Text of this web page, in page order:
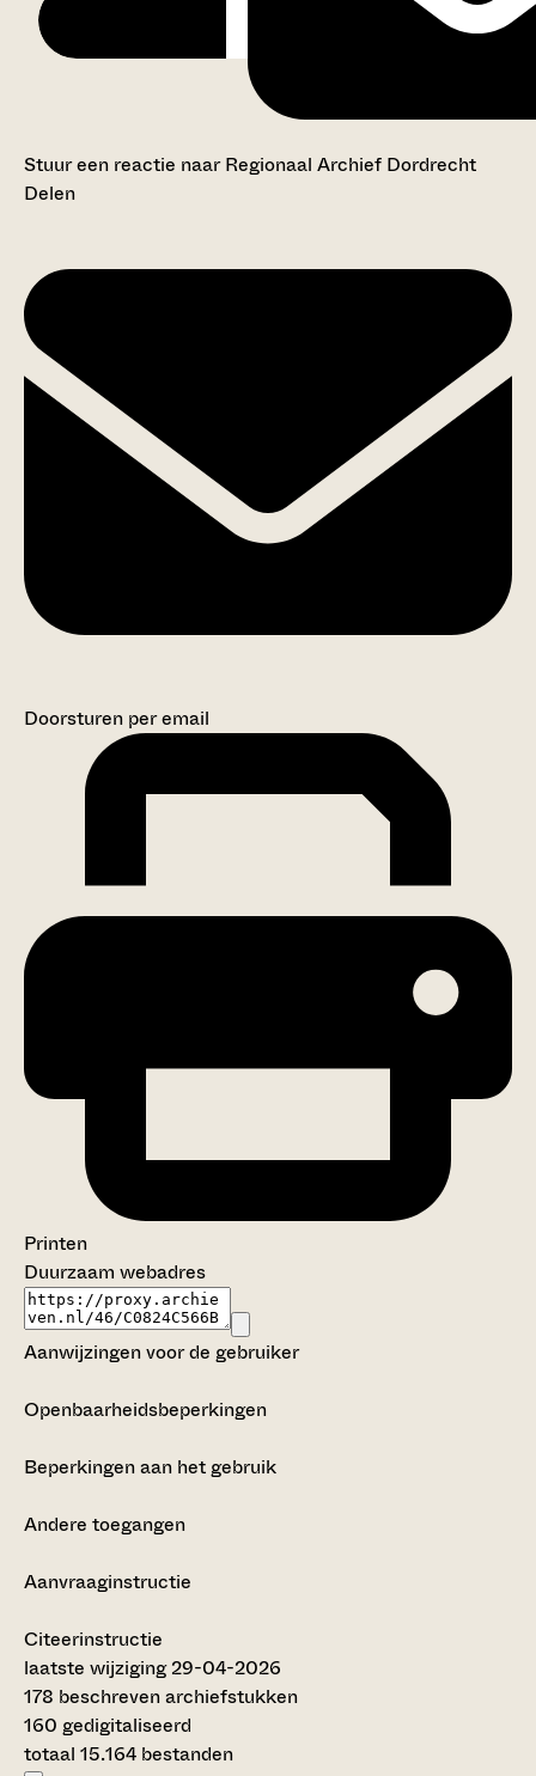
Stuur een reactie naar Regionaal Archief Dordrecht
Delen
Doorsturen per email
Printen
Duurzaam webadres
Aanwijzingen voor de gebruiker
Openbaarheidsbeperkingen
Beperkingen aan het gebruik
Andere toegangen
Aanvraaginstructie
Citeerinstructie
laatste wijziging 29-04-2026
178 beschreven archiefstukken
160 gedigitaliseerd
totaal 15.164 bestanden